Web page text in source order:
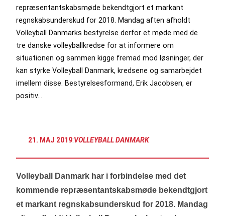
repræsentantskabsmøde bekendtgjort et markant
regnskabsunderskud for 2018. Mandag aften afholdt
Volleyball Danmarks bestyrelse derfor et møde med de
tre danske volleyballkredse for at informere om
situationen og sammen kigge fremad mod løsninger, der
kan styrke Volleyball Danmark, kredsene og samarbejdet
imellem disse. Bestyrelsesformand, Erik Jacobsen, er
positiv…
21. MAJ 2019:VOLLEYBALL DANMARK
Volleyball Danmark har i forbindelse med det
kommende repræsentantskabsmøde bekendtgjort
et markant regnskabsunderskud for 2018. Mandag